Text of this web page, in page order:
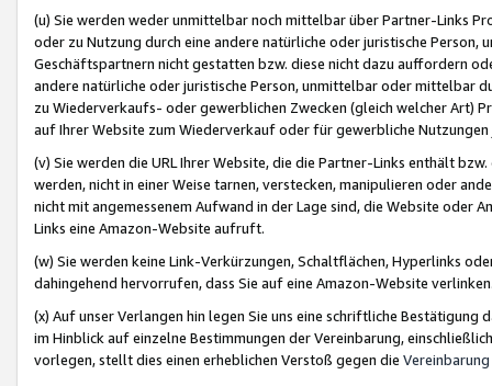
(u) Sie werden weder unmittelbar noch mittelbar über Partner-Links
oder zu Nutzung durch eine andere natürliche oder juristische
Geschäftspartnern nicht gestatten bzw. diese nicht dazu auffordern
andere natürliche oder juristische Person, unmittelbar oder mittelbar
zu Wiederverkaufs- oder gewerblichen Zwecken (gleich welcher Art)
auf Ihrer Website zum Wiederverkauf oder für gewerbliche
(v) Sie werden die URL Ihrer Website, die die Partner-Links enthält
werden, nicht in einer Weise tarnen, verstecken, manipulieren oder
nicht mit angemessenem Aufwand in der Lage sind, die Website oder
Links eine Amazon-Website aufruft.
(w) Sie werden keine Link-Verkürzungen, Schaltflächen, Hyperlinks
dahingehend hervorrufen, dass Sie auf eine Amazon-Website
(x) Auf unser Verlangen hin legen Sie uns eine schriftliche
im Hinblick auf einzelne Bestimmungen der Vereinbarung,
vorlegen, stellt dies einen erheblichen Verstoß gegen die Vereinbarung